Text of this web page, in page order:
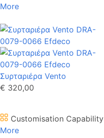
More
Συρταριέρα Vento
€ 320,00
Customisation Capability
More